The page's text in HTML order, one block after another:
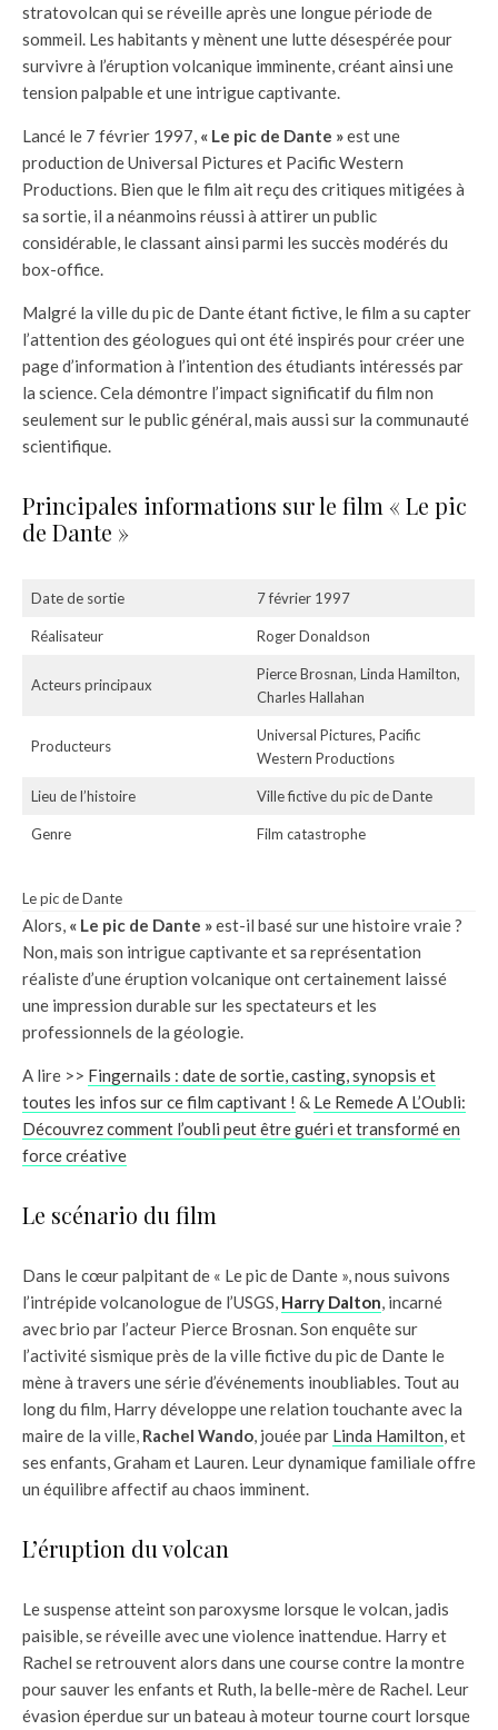
stratovolcan qui se réveille après une longue période de
sommeil. Les habitants y mènent une lutte désespérée pour
survivre à l’éruption volcanique imminente, créant ainsi une
tension palpable et une intrigue captivante.
Lancé le 7 février 1997, « Le pic de Dante »est une
production de Universal Pictures et Pacific Western
Productions. Bien que le film ait reçu des critiques mitigées à
sa sortie, il a néanmoins réussi à attirer un public
considérable, le classant ainsi parmi les succès modérés du
box-office.
Malgré la ville du pic de Dante étant fictive, le film a su capter
l’attention des géologues qui ont été inspirés pour créer une
page d’information à l’intention des étudiants intéressés par
la science. Cela démontre l’impact significatif du film non
seulement sur le public général, mais aussi sur la communauté
scientifique.
Principales informations sur le film « Le pic
de Dante »
Date de sortie 7 février 1997
Réalisateur Roger Donaldson
Acteurs principaux
Pierce Brosnan, Linda Hamilton,
Charles Hallahan
Producteurs
Universal Pictures, Pacific
Western Productions
Lieu de l’histoire Ville fictive du pic de Dante
Genre Film catastrophe
Le pic de Dante
Alors, « Le pic de Dante »est-il basé sur une histoire vraie ?
Non, mais son intrigue captivante et sa représentation
réaliste d’une éruption volcanique ont certainement laissé
une impression durable sur les spectateurs et les
professionnels de la géologie.
A lire >> Fingernails : date de sortie, casting, synopsis et
toutes les infos sur ce film captivant ! & Le Remede A L’Oubli:
Découvrez comment l’oubli peut être guéri et transformé en
force créative
Le scénario du film
Dans le cœur palpitant de « Le pic de Dante », nous suivons
l’intrépide volcanologue de l’USGS, Harry Dalton, incarné
avec brio par l’acteur Pierce Brosnan. Son enquête sur
l’activité sismique près de la ville fictive du pic de Dante le
mène à travers une série d’événements inoubliables. Tout au
long du film, Harry développe une relation touchante avec la
maire de la ville, Rachel Wando, jouée par Linda Hamilton, et
ses enfants, Graham et Lauren. Leur dynamique familiale offre
un équilibre affectif au chaos imminent.
L’éruption du volcan
Le suspense atteint son paroxysme lorsque le volcan, jadis
paisible, se réveille avec une violence inattendue. Harry et
Rachel se retrouvent alors dans une course contre la montre
pour sauver les enfants et Ruth, la belle-mère de Rachel. Leur
évasion éperdue sur un bateau à moteur tourne court lorsque